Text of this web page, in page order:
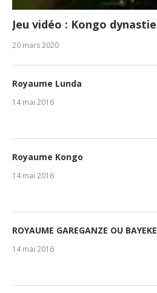
Jeu vidéo : Kongo dynastie
20 mars 2020
Royaume Lunda
14 mai 2016
Royaume Kongo
14 mai 2016
ROYAUME GAREGANZE OU BAYEKE
14 mai 2016